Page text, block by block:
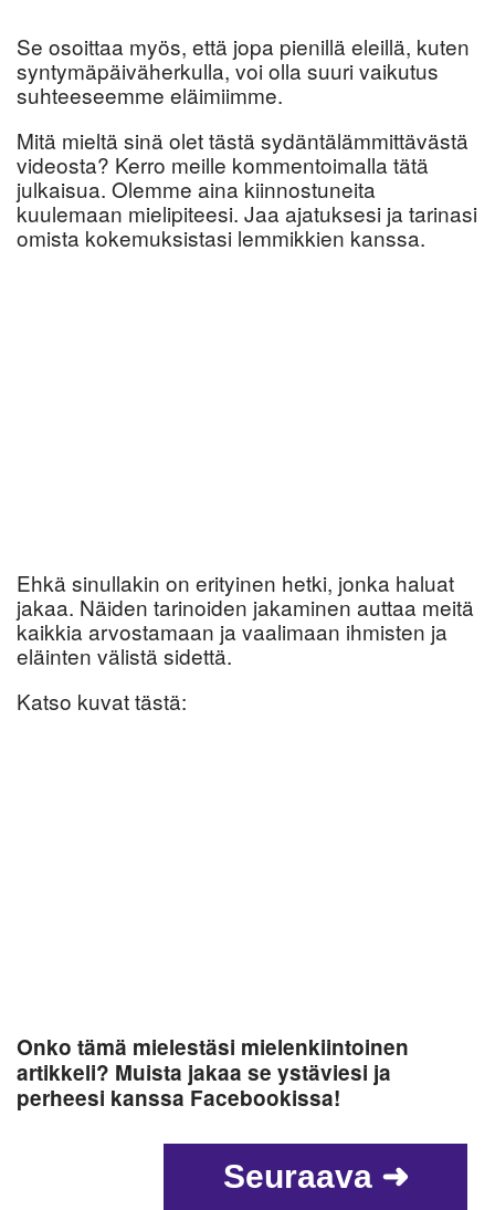
Se osoittaa myös, että jopa pienillä eleillä, kuten
syntymäpäiväherkulla, voi olla suuri vaikutus
suhteeseemme eläimiimme.
Mitä mieltä sinä olet tästä sydäntälämmittävästä
videosta? Kerro meille kommentoimalla tätä
julkaisua. Olemme aina kiinnostuneita
kuulemaan mielipiteesi. Jaa ajatuksesi ja tarinasi
omista kokemuksistasi lemmikkien kanssa.
Ehkä sinullakin on erityinen hetki, jonka haluat
jakaa. Näiden tarinoiden jakaminen auttaa meitä
kaikkia arvostamaan ja vaalimaan ihmisten ja
eläinten välistä sidettä.
Katso kuvat tästä:
Onko tämä mielestäsi mielenkiintoinen
artikkeli? Muista jakaa se ystäviesi ja
perheesi kanssa Facebookissa!
Seuraava ➜